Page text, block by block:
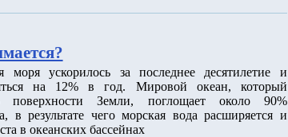
ускорилось за последнее десятилетие и
на 12% в год. Мировой океан, который
Земли, поглощает около 90%
в результате чего морская вода расширяется и
в океанских бассейнах